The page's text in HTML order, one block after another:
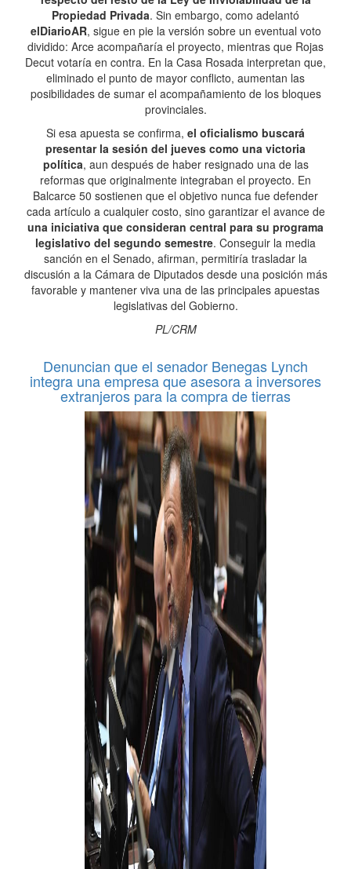
Propiedad Privada. Sin embargo, como adelantó
elDiarioAR, sigue en pie la versión sobre un eventual voto
dividido: Arce acompañaría el proyecto, mientras que Rojas
Decut votaría en contra. En la Casa Rosada interpretan que,
eliminado el punto de mayor conflicto, aumentan las
posibilidades de sumar el acompañamiento de los bloques
provinciales.
Si esa apuesta se confirma, el oficialismo buscará
presentar la sesión del jueves como una victoria
política, aun después de haber resignado una de las
reformas que originalmente integraban el proyecto. En
Balcarce 50 sostienen que el objetivo nunca fue defender
cada artículo a cualquier costo, sino garantizar el avance de
una iniciativa que consideran central para su programa
legislativo del segundo semestre. Conseguir la media
sanción en el Senado, afirman, permitiría trasladar la
discusión a la Cámara de Diputados desde una posición más
favorable y mantener viva una de las principales apuestas
legislativas del Gobierno.
PL/CRM
Denuncian que el senador Benegas Lynch
integra una empresa que asesora a inversores
extranjeros para la compra de tierras